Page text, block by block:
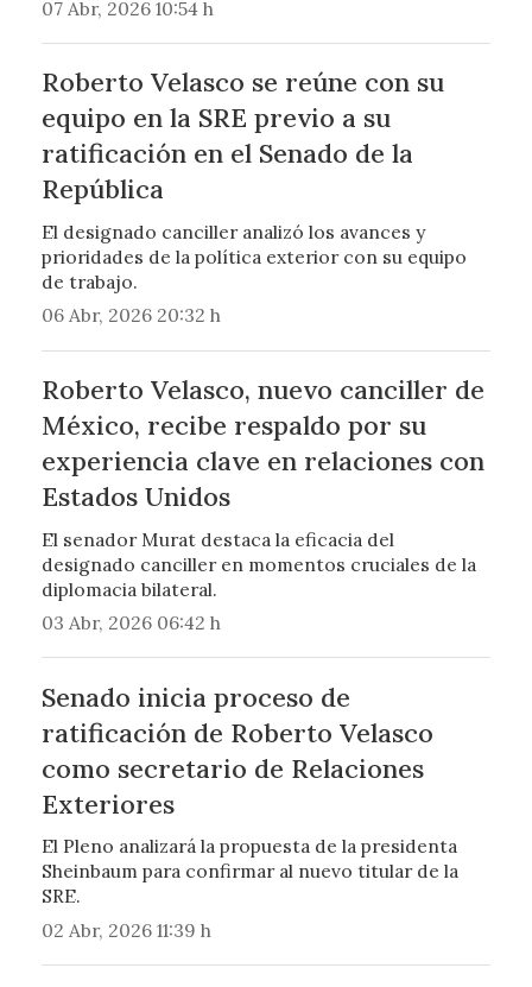
07 Abr, 2026 10:54 h
Roberto Velasco se reúne con su
equipo en la SRE previo a su
ratificación en el Senado de la
República
El designado canciller analizó los avances y
prioridades de la política exterior con su equipo
de trabajo.
06 Abr, 2026 20:32 h
Roberto Velasco, nuevo canciller de
México, recibe respaldo por su
experiencia clave en relaciones con
Estados Unidos
El senador Murat destaca la eficacia del
designado canciller en momentos cruciales de la
diplomacia bilateral.
03 Abr, 2026 06:42 h
Senado inicia proceso de
ratificación de Roberto Velasco
como secretario de Relaciones
Exteriores
El Pleno analizará la propuesta de la presidenta
Sheinbaum para confirmar al nuevo titular de la
SRE.
02 Abr, 2026 11:39 h